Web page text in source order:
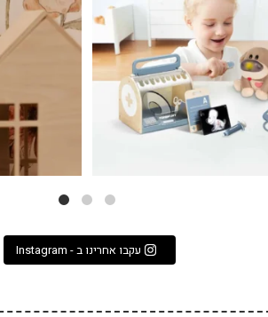
עקבו אחרינו ב - Instagram